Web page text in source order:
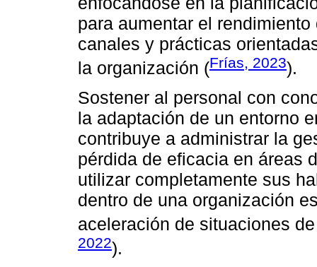
para aumentar el
canales y prácticas
la organización (Frías, 2023).
Sostener al personal con
la adaptación de un entorno
contribuye a administrar la
pérdida de eficacia en áreas
utilizar completamente sus
dentro de una organización
aceleración de situaciones
2022).